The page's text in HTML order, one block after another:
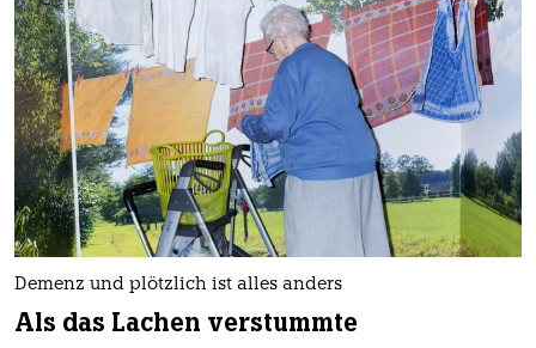
Demenz und plötzlich ist alles anders
Als das Lachen verstummte